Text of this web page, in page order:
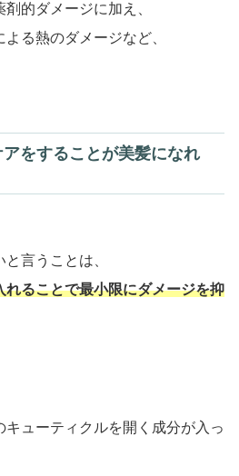
的ダメージに加え、
る熱のダメージなど、
をすることが美髪になれ
言うことは、
れることで最小限にダメージを抑
キューティクルを開く成分が入っ